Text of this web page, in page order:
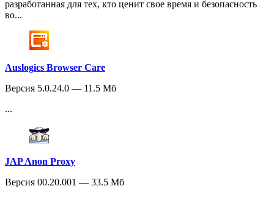
разработанная для тех, кто ценит свое время и безопасность
во...
Auslogics Browser Care
Версия 5.0.24.0 — 11.5 Мб
...
JAP Anon Proxy
Версия 00.20.001 — 33.5 Мб